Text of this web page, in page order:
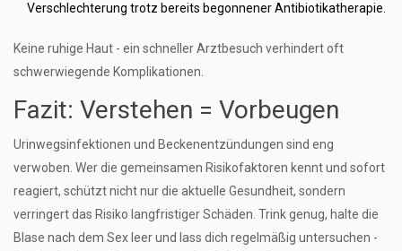
Verschlechterung trotz bereits begonnener Antibiotikatherapie.
Keine ruhige Haut - ein schneller Arztbesuch verhindert oft
schwerwiegende Komplikationen.
Fazit: Verstehen = Vorbeugen
Urinwegsinfektionen und Beckenentzündungen sind eng
verwoben. Wer die gemeinsamen Risikofaktoren kennt und sofort
reagiert, schützt nicht nur die aktuelle Gesundheit, sondern
verringert das Risiko langfristiger Schäden. Trink genug, halte die
Blase nach dem Sex leer und lass dich regelmäßig untersuchen -